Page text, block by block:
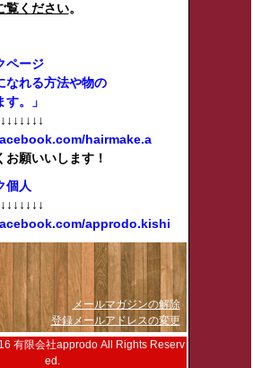
覧ください。
ページ
なれる方法や物の
。」
hairmake.a
お願いいします！
個人
approdo.kishi
メールマガジンの解除
登録メールアドレスの変更
有限会社approdo All Rights Reserv
ed.